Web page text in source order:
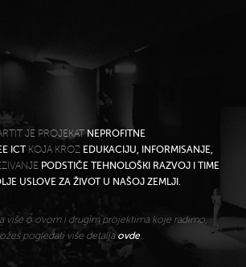
JE PROJEKAT NEPROFITNE
ICTKOJA KROZ EDUKACIJU, INFORMISANJE,
PODSTIČE TEHNOLOŠKI RAZVOJ I TIME
USLOVE ZA ŽIVOT U NAŠOJ ZEMLJI.
više o ovom i drugim projektima koje radimo,
pogledati više detalja ovde.